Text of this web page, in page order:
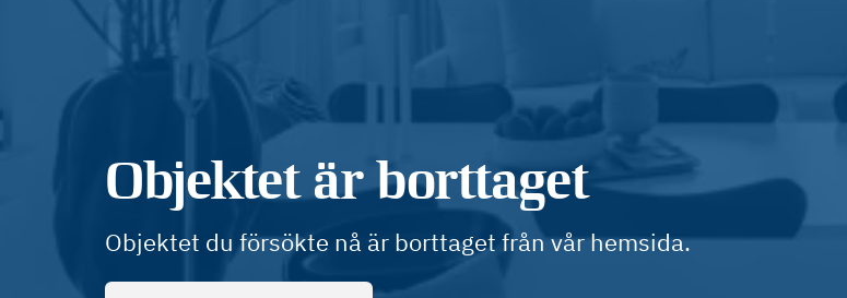
Objektet är borttaget
Objektet du försökte nå är borttaget från vår hemsida.